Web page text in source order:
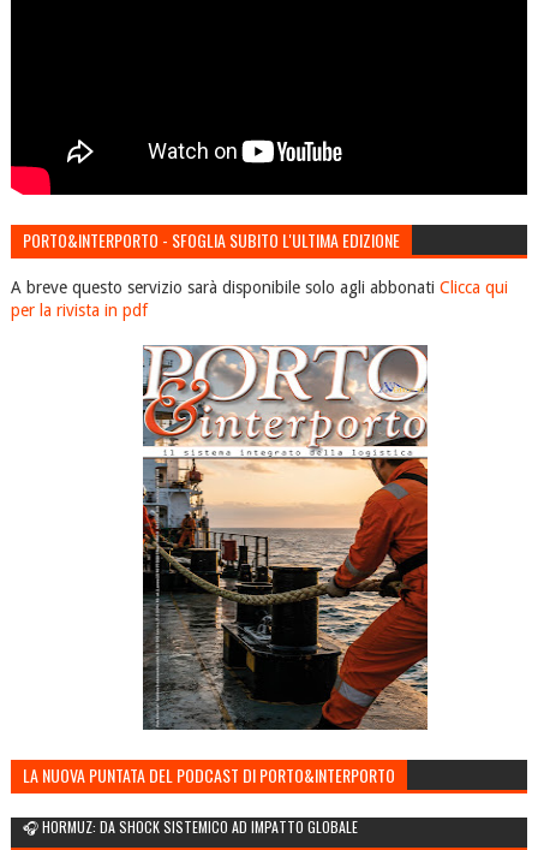
PORTO&INTERPORTO - SFOGLIA SUBITO L'ULTIMA EDIZIONE
A breve questo servizio sarà disponibile solo agli abbonati Clicca qui
per la rivista in pdf
LA NUOVA PUNTATA DEL PODCAST DI PORTO&INTERPORTO
🎧 HORMUZ: DA SHOCK SISTEMICO AD IMPATTO GLOBALE